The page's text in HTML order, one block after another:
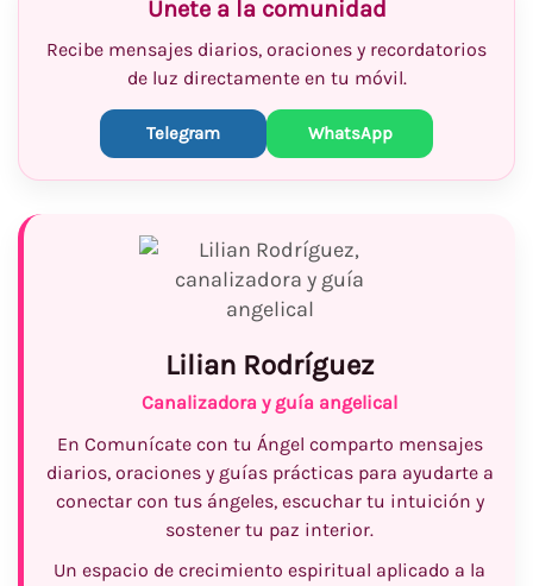
Únete a la comunidad
Recibe mensajes diarios, oraciones y recordatorios
de luz directamente en tu móvil.
Telegram WhatsApp
Lilian Rodríguez
Canalizadora y guía angelical
En Comunícate con tu Ángel comparto mensajes
diarios, oraciones y guías prácticas para ayudarte a
conectar con tus ángeles, escuchar tu intuición y
sostener tu paz interior.
Un espacio de crecimiento espiritual aplicado a la